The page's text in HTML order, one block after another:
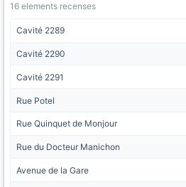
16 elements recenses
Cavité 2289
Cavité 2290
Cavité 2291
Rue Potel
Rue Quinquet de Monjour
Rue du Docteur Manichon
Avenue de la Gare